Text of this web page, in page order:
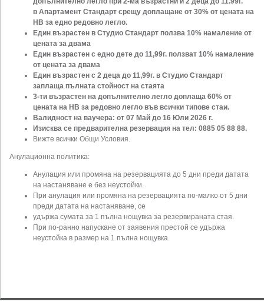
в Апартамент Стандарт срещу доплащане от 30% от цената на
НВ за едно редовно легло.
Един възрастен в Студио Стандарт ползва 10% намаление от
цената за двама
Един възрастен с едно дете до 11,99г. ползват 10% намаление
от цената за двама
Един възрастен с 2 деца до 11,99г. в Студио Стандарт
заплаща пълната стойност на стаята
3-ти възрастен на допълнително легло доплаща 60% от
цената на НВ за редовно легло във всички типове стаи.
Валидност на ваучера: от 07 Май до 16 Юли 2026 г.
Изисква се предварителна резервация на тел: 0885 05 88 88.
Вижте всички Общи Условия.
Анулационна политика:
Анулация или промяна на резервацията до 5 дни преди датата
на настаняване е без неустойки.
При анулация или промяна на резервацията по-малко от 5 дни
преди датата на настаняване, се
удържа сумата за 1 пълна нощувка за резервираната стая.
При по-ранно напускане от заявения престой се удържа
неустойка в размер на 1 пълна нощувка.